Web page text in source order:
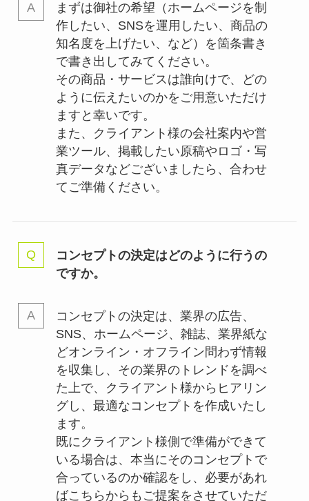
まずは御社の希望（ホームページを制
作したい、SNSを運用したい、商品の
知名度を上げたい、など）を箇条書き
で書き出してみてください。
その商品・サービスは誰向けで、どの
ように伝えたいのかをご用意いただけ
ますと幸いです。
また、クライアント様の会社案内や営
業ツール、掲載したい原稿やロゴ・写
真データなどございましたら、合わせ
てご準備ください。
コンセプトの決定はどのように行うの
ですか。
コンセプトの決定は、業界の広告、
SNS、ホームページ、雑誌、業界紙な
どオンライン・オフライン問わず情報
を収集し、その業界のトレンドを調べ
た上で、クライアント様からヒアリン
グし、最適なコンセプトを作成いたし
ます。
既にクライアント様側で準備ができて
いる場合は、本当にそのコンセプトで
合っているのか確認をし、必要があれ
ばこちらからもご提案をさせていただ